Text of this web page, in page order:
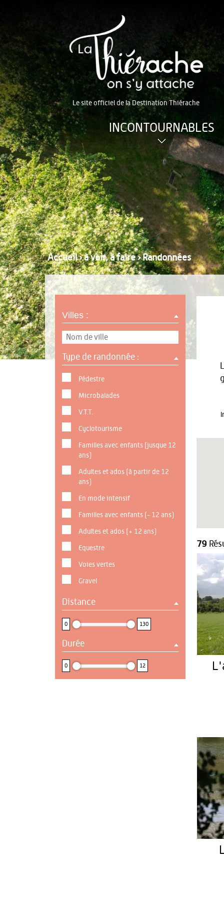
Le site officiel de la Destination Thiérache
INCONTOURNABLES
Accueil›à voir, à faire›Randonnées
Villes :
Type de randonnée :
Pédestre
Microbalades
V.T.T.
Cyclotourisme
Familles avec enfants (jusque 12
ans)
Adultes et ados (à partir de 12
ans)
En mode intensif
Familles avec enfants (- 12 ans)
Adultes et ados (+ 12 ans)
Equestre
Voies vertes
Gravel
Distance
0 130
Durée
0 12
79